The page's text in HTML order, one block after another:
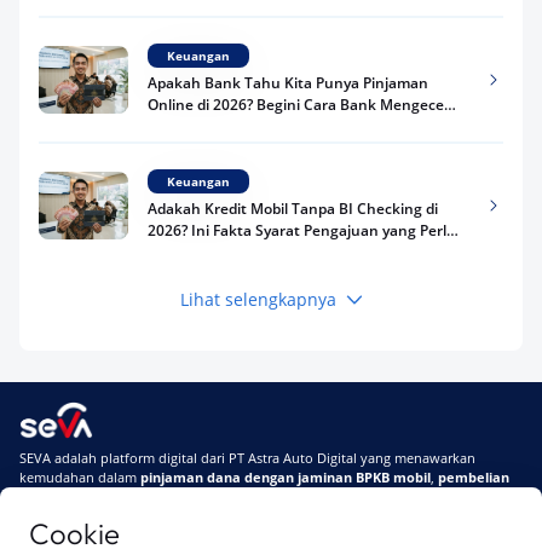
Cookie
Keuangan
Apakah Bank Tahu Kita Punya Pinjaman
Online di 2026? Begini Cara Bank Mengecek
Keuangan
Adakah Kredit Mobil Tanpa BI Checking di
2026? Ini Fakta Syarat Pengajuan yang Perlu
Keuangan
Terpercaya
Telat Bayar Pinjol 2 Hari, Apakah Langsung
Masuk BI Checking? Simak Peraturan
Lihat selengkapnya
SEVA adalah platform digital dari PT Astra Auto Digital yang menawarkan
kemudahan dalam pinjaman dana dengan jaminan BPKB mobil, pembelian
Di SEVA, BPKB mobilmu #BisaJadiDuit